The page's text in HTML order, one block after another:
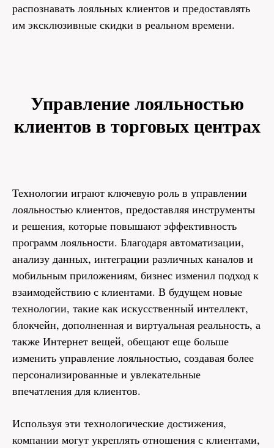
распознавать лояльных клиентов и предоставлять
им эксклюзивные скидки в реальном времени.
Управление лояльностью
клиентов в торговых центрах
Технологии играют ключевую роль в управлении
лояльностью клиентов, предоставляя инструменты
и решения, которые повышают эффективность
программ лояльности. Благодаря автоматизации,
анализу данных, интеграции различных каналов и
мобильным приложениям, бизнес изменил подход к
взаимодействию с клиентами. В будущем новые
технологии, такие как искусственный интеллект,
блокчейн, дополненная и виртуальная реальность, а
также Интернет вещей, обещают еще больше
изменить управление лояльностью, создавая более
персонализированные и увлекательные
впечатления для клиентов.
Используя эти технологические достижения,
компании могут укреплять отношения с клиентами,